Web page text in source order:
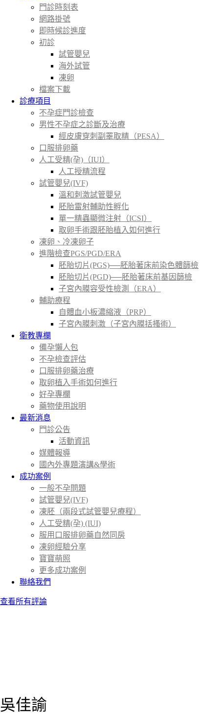
門診時刻表
網路掛號
即時候診進度
初診
試管嬰兒
海外試管
凍卵
檔案下載
診療項目
不孕症門診檢查
男性不孕症之診斷及治療
經皮膚穿刺副睪取精（PESA）
口服排卵藥
人工受精(孕)（IUI）
人工授精流程
試管嬰兒(IVF)
溫和刺激試管嬰兒
胚胎雷射輔助性孵化
單一精蟲顯微注射（ICSI）
取卵手術跟胚胎植入如何進行
凍卵、冷凍卵子
進階檢查PGS/PGD/ERA
胚胎切片(PGS)──胚胎著床前染色體篩檢
胚胎切片(PGD)──胚胎著床前基因篩檢
子宮內膜容受性檢測（ERA）
輔助療程
自體血小板濃縮液（PRP）
子宮內膜刺激（子宮內膜括搔術）
衛教專欄
備孕懶人包
不孕檢查評估
口服排卵藥治療
取卵植入手術如何進行
好孕專欄
藥物使用說明
最新消息
門診公告
活動資訊
媒體報導
國內外專題演講&學術
成功案例
一般不孕問題
試管嬰兒(IVF)
凍胚（兩段式試管嬰兒療程）
人工受精(孕) (IUI)
服用口服排卵藥自然同房
凍卵經驗分享
寶寶萌照
更多成功案例
聯絡我們
查看所有評論
吳佳諭